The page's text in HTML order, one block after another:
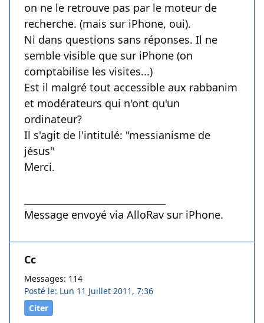
on ne le retrouve pas par le moteur de
recherche. (mais sur iPhone, oui).
Ni dans questions sans réponses. Il ne
semble visible que sur iPhone (on
comptabilise les visites...)
Est il malgré tout accessible aux rabbanim
et modérateurs qui n'ont qu'un
ordinateur?
Il s'agit de l'intitulé: "messianisme de
jésus"
Merci.
Message envoyé via AlloRav sur iPhone.
Cc
Messages: 114
Posté le: Lun 11 Juillet 2011, 7:36
Citer